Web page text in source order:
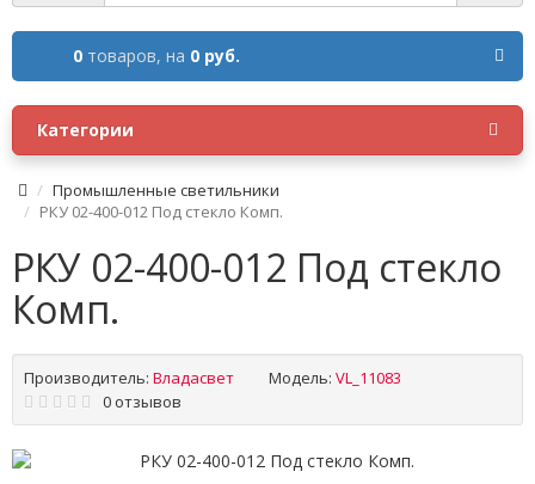
0 товаров, на 0 руб.
Категории
Промышленные светильники
РКУ 02-400-012 Под стекло Комп.
РКУ 02-400-012 Под стекло
Комп.
Производитель: Владасвет Модель: VL_11083
0 отзывов